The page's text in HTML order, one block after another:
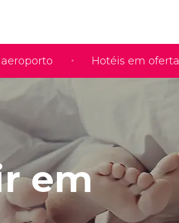
Hotéis em oferta
em